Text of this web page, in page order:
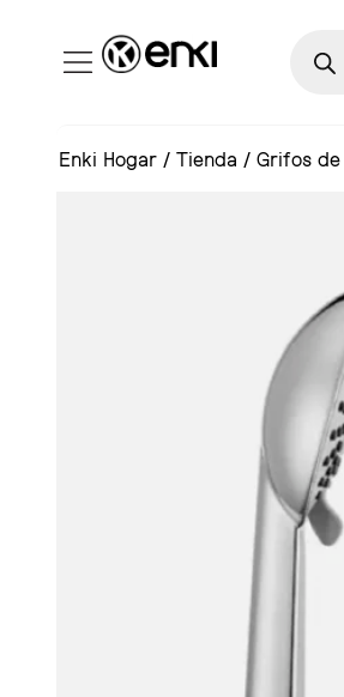
Enki Hogar / Tienda / Grifos